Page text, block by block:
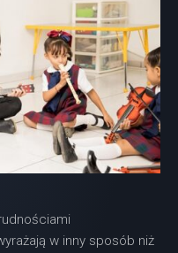
w inny sposób niż